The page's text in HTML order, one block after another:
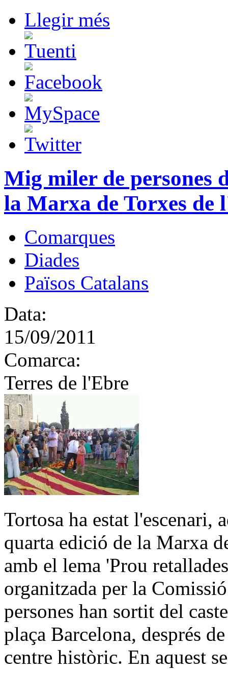
Llegir més
Mig miler de persones
la Marxa de Torxes de
Comarques
Diades
Països Catalans
Data:
15/09/2011
Comarca:
Terres de l'Ebre
Tortosa ha estat l'escenari,
quarta edició de la Marxa
amb el lema 'Prou
organitzada per la
persones han sortit del
plaça Barcelona, després
centre històric. En aquest